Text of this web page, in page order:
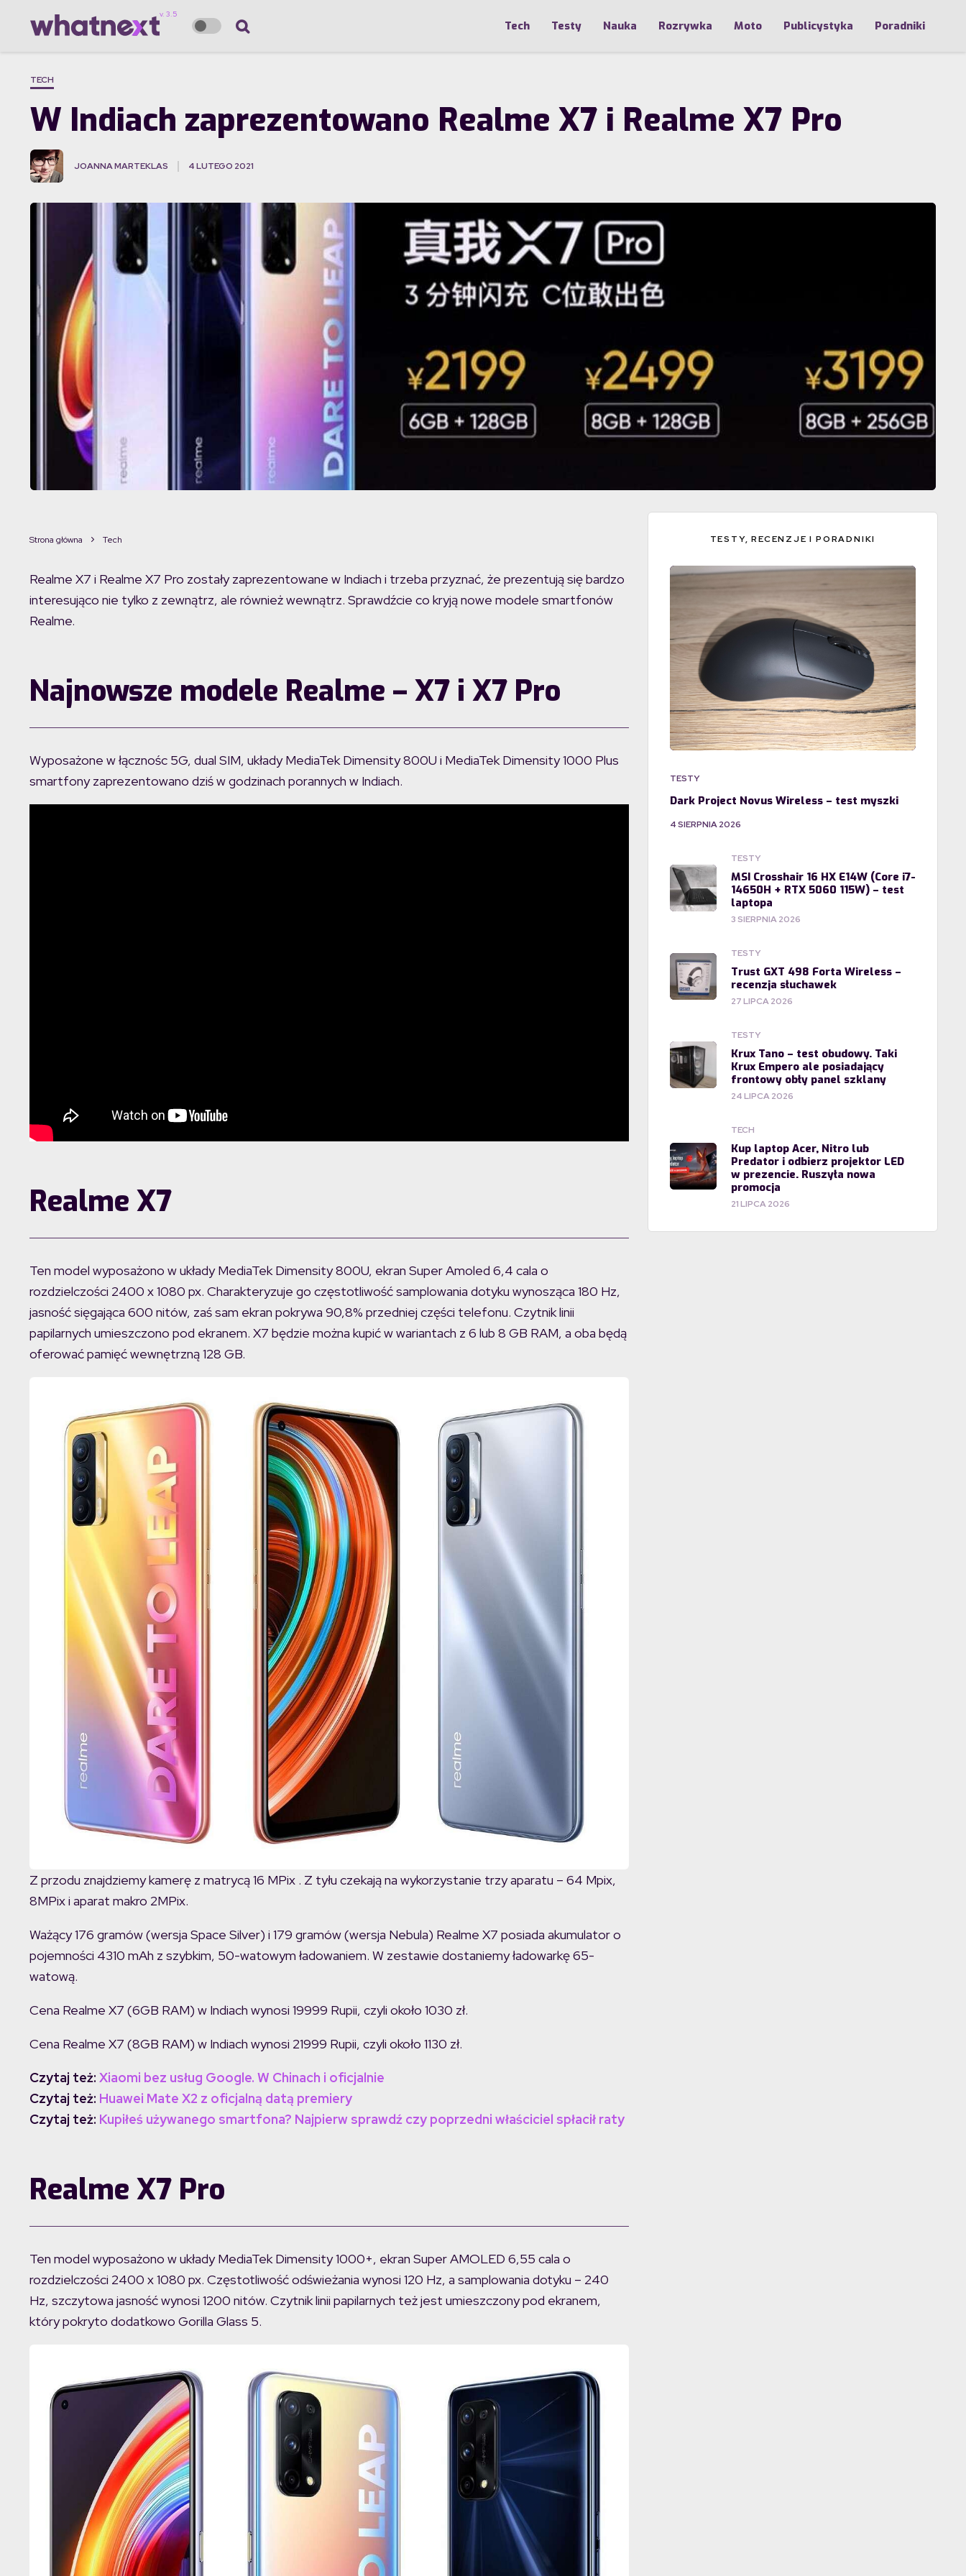
Tech Testy Nauka Rozrywka Moto Publicystyka Poradniki
TECH
W Indiach zaprezentowano Realme X7 i Realme X7 Pro
JOANNA MARTEKLAS 4 LUTEGO 2021
Strona główna Tech
Realme X7 i Realme X7 Pro zostały zaprezentowane w Indiach i trzeba przyznać, że prezentują się bardzo
interesująco nie tylko z zewnątrz, ale również wewnątrz. Sprawdźcie co kryją nowe modele smartfonów
Realme.
Najnowsze modele Realme – X7 i X7 Pro
Wyposażone w łącznośc 5G, dual SIM, układy MediaTek Dimensity 800U i MediaTek Dimensity 1000 Plus
smartfony zaprezentowano dziś w godzinach porannych w Indiach.
Realme X7
Ten model wyposażono w układy MediaTek Dimensity 800U, ekran Super Amoled 6,4 cala o
rozdzielczości 2400 x 1080 px. Charakteryzuje go częstotliwość samplowania dotyku wynosząca 180 Hz,
jasność sięgająca 600 nitów, zaś sam ekran pokrywa 90,8% przedniej części telefonu. Czytnik linii
papilarnych umieszczono pod ekranem. X7 będzie można kupić w wariantach z 6 lub 8 GB RAM, a oba będą
oferować pamięć wewnętrzną 128 GB.
Z przodu znajdziemy kamerę z matrycą 16 MPix . Z tyłu czekają na wykorzystanie trzy aparatu – 64 Mpix,
8MPix i aparat makro 2MPix.
Ważący 176 gramów (wersja Space Silver) i 179 gramów (wersja Nebula) Realme X7 posiada akumulator o
pojemności 4310 mAh z szybkim, 50-watowym ładowaniem. W zestawie dostaniemy ładowarkę 65-
watową.
Cena Realme X7 (6GB RAM) w Indiach wynosi 19999 Rupii, czyli około 1030 zł.
Cena Realme X7 (8GB RAM) w Indiach wynosi 21999 Rupii, czyli około 1130 zł.
Czytaj też: Xiaomi bez usług Google. W Chinach i oficjalnie
Czytaj też: Huawei Mate X2 z oficjalną datą premiery
Czytaj też: Kupiłeś używanego smartfona? Najpierw sprawdź czy poprzedni właściciel spłacił raty
Realme X7 Pro
Ten model wyposażono w układy MediaTek Dimensity 1000+, ekran Super AMOLED 6,55 cala o
rozdzielczości 2400 x 1080 px. Częstotliwość odświeżania wynosi 120 Hz, a samplowania dotyku – 240
Hz, szczytowa jasność wynosi 1200 nitów. Czytnik linii papilarnych też jest umieszczony pod ekranem,
który pokryto dodatkowo Gorilla Glass 5.
TESTY, RECENZJE I PORADNIKI
TESTY
Dark Project Novus Wireless – test myszki
4 SIERPNIA 2026
TESTY
MSI Crosshair 16 HX E14W (Core i7-
14650H + RTX 5060 115W) – test
laptopa
3 SIERPNIA 2026
TESTY
Trust GXT 498 Forta Wireless –
recenzja słuchawek
27 LIPCA 2026
TESTY
Krux Tano – test obudowy. Taki
Krux Empero ale posiadający
frontowy obły panel szklany
24 LIPCA 2026
TECH
Kup laptop Acer, Nitro lub
Predator i odbierz projektor LED
w prezencie. Ruszyła nowa
promocja
21 LIPCA 2026